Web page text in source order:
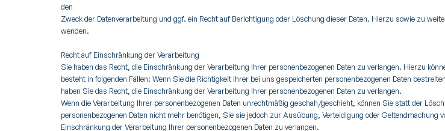
den
Zweck der Datenverarbeitung und ggf. ein Recht auf Berichtigung oder Löschung dieser Daten. Hierzu sowie zu
wenden.
Recht auf Einschränkung der Verarbeitung
Sie haben das Recht, die Einschränkung der Verarbeitung Ihrer personenbezogenen Daten zu verlangen. Hierzu
besteht in folgenden Fällen: Wenn Sie die Richtigkeit Ihrer bei uns gespeicherten personenbezogenen Daten
haben Sie das Recht, die Einschränkung der Verarbeitung Ihrer personenbezogenen Daten zu verlangen.
Wenn die Verarbeitung Ihrer personenbezogenen Daten unrechtmäßig geschah/geschieht, können Sie statt der
personenbezogenen Daten nicht mehr benötigen, Sie sie jedoch zur Ausübung, Verteidigung oder
Einschränkung der Verarbeitung Ihrer personenbezogenen Daten zu verlangen.